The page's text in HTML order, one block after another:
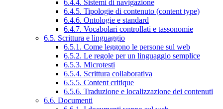
6.4.4. Sistemi di navigazione
6.4.5. Tipologie di contenuto (content type)
6.4.6. Ontologie e standard
6.4.7. Vocabolari controllati e tassonomie
6.5. Scrittura e linguaggio
6.5.1. Come leggono le persone sul web
6.5.2. Le regole per un linguaggio semplice
6.5.3. Microtesti
6.5.4. Scrittura collaborativa
6.5.5. Content critique
6.5.6. Traduzione e localizzazione dei contenuti
6.6. Documenti